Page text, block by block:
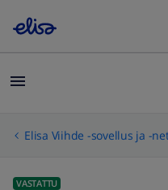
Elisa Viihde -sovellus ja -
VASTATTU